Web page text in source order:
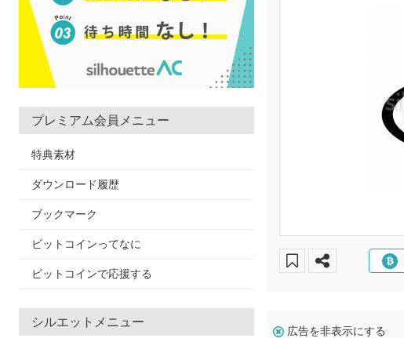
プレミアム会員メニュー
特典素材
ダウンロード履歴
ブックマーク
ビットコインってなに
ビットコインで応援する
シルエットメニュー
広告を非表示にする